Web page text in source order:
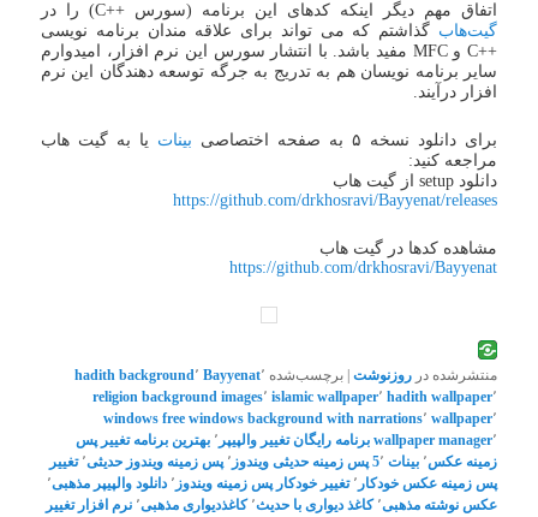
اتفاق مهم دیگر اینکه کدهای این برنامه (سورس ++C) را در
گیت‌هاب گذاشتم که می تواند برای علاقه مندان برنامه نویسی
++C و MFC مفید باشد. با انتشار سورس این نرم افزار، امیدوارم
سایر برنامه نویسان هم به تدریج به جرگه توسعه دهندگان این نرم
افزار درآیند.
برای دانلود نسخه ۵ به صفحه اختصاصی بینات یا به گیت هاب
مراجعه کنید:
دانلود setup از گیت هاب
https://github.com/drkhosravi/Bayyenat/releases
مشاهده کدها در گیت هاب
https://github.com/drkhosravi/Bayyenat
منتشرشده در روزنوشت |برچسب‌شده Bayyenat٬ hadith background٬
hadith wallpaper٬ islamic wallpaper٬ religion background images٬
wallpaper٬ windows background with narrations٬
windows free
wallpaper manager٬ برنامه رایگان تغییر والپیپر ٬ بهترین برنامه تغییر پس
زمینه عکس٬ بینات 5 ٬ پس زمینه حدیثی ویندوز ٬ پس زمینه ویندوز حدیثی٬ تغییر
پس زمینه عکس خودکار ٬ تغییر خودکار پس زمینه ویندوز ٬ دانلود والپیپر مذهبی٬
عکس نوشته مذهبی٬ کاغذ دیواری با حدیث٬ کاغذدیواری مذهبی٬ نرم افزار تغییر